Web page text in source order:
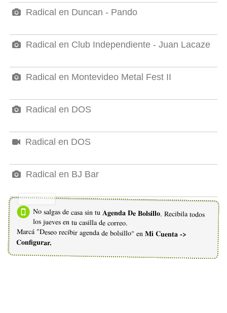
Radical en Duncan - Pando
Radical en Club Independiente - Juan Lacaze
Radical en Montevideo Metal Fest II
Radical en DOS
Radical en DOS
Radical en BJ Bar
No salgas de casa sin tu Agenda De Bolsillo. Recibila todos
los jueves en tu casilla de correo.
Marcá "Deseo recibir agenda de bolsillo" en Mi Cuenta ->
Configurar.